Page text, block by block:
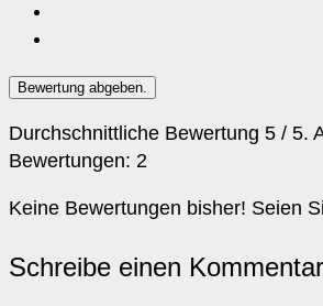
Bewertung abgeben.
Durchschnittliche Bewertung 5 / 5.
Bewertungen: 2
Keine Bewertungen bisher! Seien
Schreibe einen Kommentar